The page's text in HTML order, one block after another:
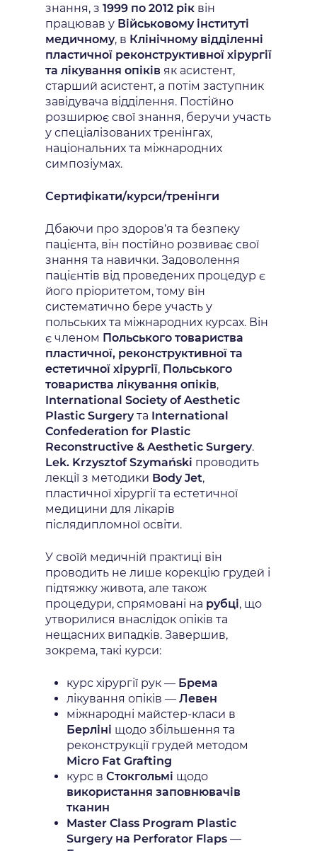
знання, з 1999 по 2012 рік він
працював у Військовому інституті
медичному, в Клінічному відділенні
пластичної реконструктивної хірургії
та лікування опіків як асистент,
старший асистент, а потім заступник
завідувача відділення. Постійно
розширює свої знання, беручи участь
у спеціалізованих тренінгах,
національних та міжнародних
симпозіумах.
Сертифікати/курси/тренінги
Дбаючи про здоров’я та безпеку
пацієнта, він постійно розвиває свої
знання та навички. Задоволення
пацієнтів від проведених процедур є
його пріоритетом, тому він
систематично бере участь у
польських та міжнародних курсах. Він
є членом Польського товариства
пластичної, реконструктивної та
естетичної хірургії, Польського
товариства лікування опіків,
International Society of Aesthetic
Plastic Surgeryта International
Confederation for Plastic
Reconstructive & Aesthetic Surgery.
Lek. Krzysztof Szymański проводить
лекції з методики Body Jet,
пластичної хірургії та естетичної
медицини для лікарів
післядипломної освіти.
У своїй медичній практиці він
проводить не лише корекцію грудей і
підтяжку живота, але також
процедури, спрямовані на рубці, що
утворилися внаслідок опіків та
нещасних випадків. Завершив,
зокрема, такі курси:
курс хірургії рук — Брема
лікування опіків — Левен
міжнародні майстер-класи в
Берліні щодо збільшення та
реконструкції грудей методом
Micro Fat Grafting
курс в Стокгольмі щодо
використання заповнювачів
тканин
Master Class Program Plastic
Surgery на Perforator Flaps —